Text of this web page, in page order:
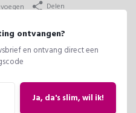
ontvangen?
en ontvang direct een
Ja, da's slim, wil ik!
Delen
dit product..